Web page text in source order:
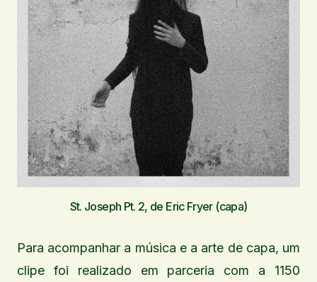
St. Joseph Pt. 2, de Eric Fryer (capa)
Para acompanhar a música e a arte de capa, um
clipe foi realizado em parceria com a 1150